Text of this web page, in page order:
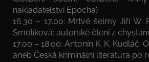
nakladatelství Epocha)
16.30 – 17.00: Mrtvé šelmy Jiří W.
Smolíková: autorské čtení z
17.00 – 18.00: Antonín K. K. Kudláč:
aneb Česká kriminální literatura po